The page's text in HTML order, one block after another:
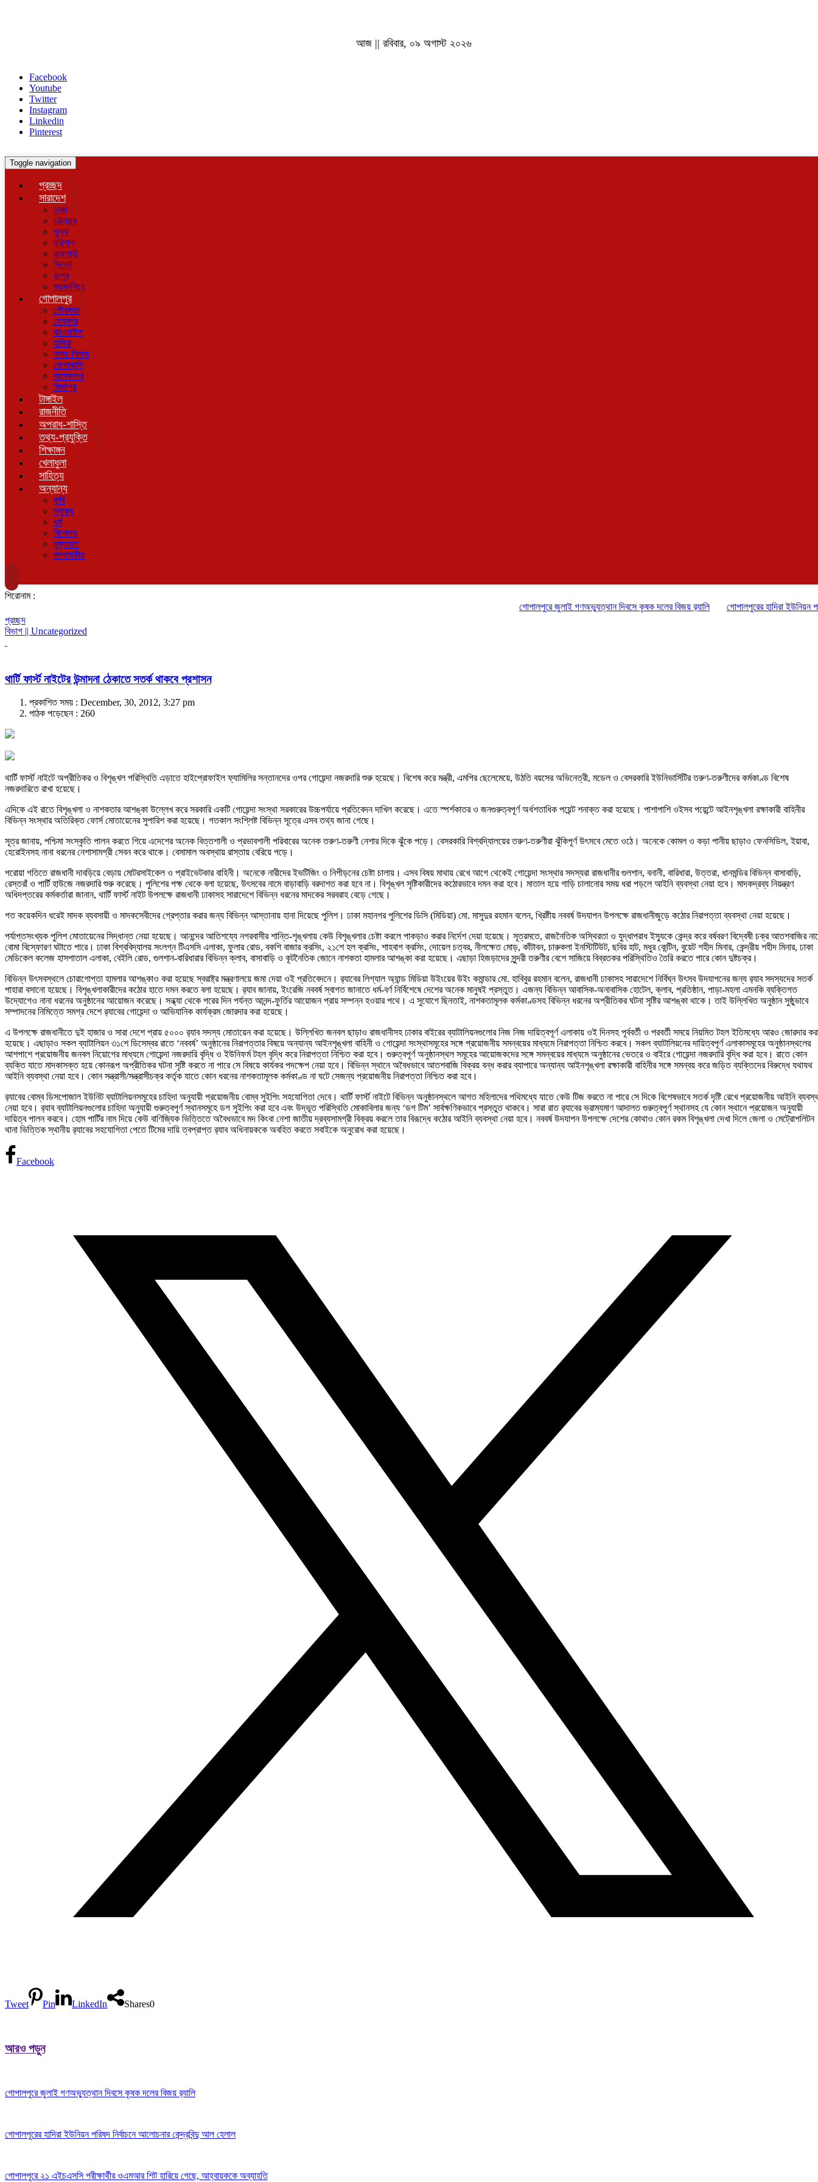
আজ || রবিবার, ০৯ অগাস্ট ২০২৬
Facebook
Youtube
Twitter
Instagram
Linkedin
Pinterest
Toggle navigation
প্রচ্ছদ
সারাদেশ
ঢাকা
চট্টগ্রাম
খুলনা
বরিশাল
রাজশাহী
সিলেট
রংপুর
ময়মনসিংহ
গোপালপুর
পৌরসভা
হেমনগর
ঝাওয়াইল
হাদিরা
নগদা শিমলা
ধোপাকান্দি
আলমনগর
মির্জাপুর
টাঙ্গাইল
রাজনীতি
অপরাধ-শাস্তি
তথ্য-প্রযুক্তি
শিক্ষাঙ্গন
খেলাধুলা
সাহিত্য
অন্যান্য
কৃষি
স্বাস্থ্য
ধর্ম
বিনোদন
মুক্তমত
সম্পাদকীয়
শিরোনাম :
গোপালপুরে জুলাই গণঅভ্যুত্থান দিবসে কৃষক দলের বিজয় র‍্যালি
গোপালপুরের হাদিরা ইউনিয়ন পরিষদ
প্রচ্ছদ
বিভাগ || Uncategorized
থার্টি ফার্স্ট নাইটের উন্মাদনা ঠেকাতে সতর্ক থাকবে প্রশাসন
প্রকাশিত সময় : December, 30, 2012, 3:27 pm
পাঠক পড়েছেন : 260
থার্টি ফার্স্ট নাইটে অপ্রীতিকর ও বিশৃঙ্খল পরিস্থিতি এড়াতে হাইপ্রোফাইল ফ্যামিলির সন্তানদের ওপর গোয়েন্দা নজরদারি শুরু হয়েছে। বিশেষ করে মন্ত্রী, এমপির ছেলেমেয়ে, উঠতি বয়সের অভিনেত্রী, মডেল ও বেসরকারি ইউনিভার্সিটির তরুণ-তরুণীদের কর্মকাণ্ড বিশেষ
নজরদারিতে রাখা হয়েছে।
এদিকে এই রাতে বিশৃঙ্খলা ও নাশকতার আশঙ্কা উল্লেখ করে সরকারি একটি গোয়েন্দা সংস্থা সরকারের উচ্চপর্যায়ে প্রতিবেদন দাখিল করেছে। এতে স্পর্শকাতর ও জনগুরুত্বপূর্ণ অর্ধশতাধিক পয়েন্ট শনাক্ত করা হয়েছে। পাশাপাশি ওইসব পয়েন্টে আইনশৃঙ্খলা রক্ষাকারী বাহিনীর
বিভিন্ন সংস্থার অতিরিক্ত ফোর্স মোতায়েনের সুপারিশ করা হয়েছে। গতকাল সংশ্লিষ্ট বিভিন্ন সূত্রে এসব তথ্য জানা গেছে।
সূত্র জানায়, পশ্চিমা সংস্কৃতি পালন করতে গিয়ে এদেশের অনেক বিত্তশালী ও প্রভাবশালী পরিবারের অনেক তরুণ-তরুণী নেশার দিকে ঝুঁকে পড়ে। বেসরকারি বিশ্বদ্যিালয়ের তরুণ-তরুণীরা ঝুঁকিপূর্ণ উৎসবে মেতে ওঠে। অনেকে কোমল ও কড়া পানীয় ছাড়াও ফেনসিডিল, ইয়াবা,
হেরোইনসহ নানা ধরনের নেশাসামগ্রী সেবন করে থাকে। বেসামাল অবস্থায় রাস্তায় বেরিয়ে পড়ে।
পরোয়া গতিতে রাজধানী দাবড়িয়ে বেড়ায় মোটরসাইকেল ও প্রাইভেটকার বাহিনী। অনেকে নারীদের ইভটিজিং ও নিপীড়নের চেষ্টা চালায়। এসব বিষয় মাথায় রেখে আগে থেকেই গোয়েন্দা সংস্থার সদস্যরা রাজধানীর গুলশান, বনানী, বারিধারা, উত্তরা, ধানমন্ডির বিভিন্ন বাসাবাড়ি,
রেস্তরাঁ ও পার্টি হাউজে নজরদারি শুরু করেছে। পুলিশের পক্ষ থেকে বলা হয়েছে, উৎসবের নামে বাড়াবাড়ি বরদাশত করা হবে না। বিশৃঙ্খল সৃষ্টিকারীদের কঠোরভাবে দমন করা হবে। মাতাল হয়ে গাড়ি চালানোর সময় ধরা পড়লে আইনি ব্যবস্থা নেয়া হবে। মাদকদ্রব্য নিয়ন্ত্রণ
অধিদপ্তরের কর্মকর্তারা জানান, থার্টি ফার্স্ট নাইট উপলক্ষে রাজধানী ঢাকাসহ সারাদেশে বিভিন্ন ধরনের মাদকের সরবরাহ বেড়ে গেছে।
গত কয়েকদিন ধরেই মাদক ব্যবসায়ী ও মাদকসেবীদের গ্রেপ্তার করার জন্য বিভিন্ন আস্তানায় হানা দিয়েছে পুলিশ। ঢাকা মহানগর পুলিশের ডিসি (মিডিয়া) মো. মাসুদুর রহমান বলেন, খ্রিষ্টীয় নববর্ষ উদযাপন উপলক্ষে রাজধানীজুড়ে কঠোর নিরাপত্তা ব্যবস্থা নেয়া হয়েছে।
পর্যাপ্তসংখ্যক পুলিশ মোতায়েনের সিদ্ধান্ত নেয়া হয়েছে। আনন্দের আতিশয্যে নগরবাসীর শান্তি-শৃঙ্খলায় কেউ বিশৃঙ্খলার চেষ্টা করলে পাকড়াও করার নির্দেশ দেয়া হয়েছে। সূত্রমতে, রাজনৈতিক অস্থিরতা ও যুদ্ধাপরাধ ইস্যুকে কেন্দ্র করে বর্ষবরণ বিদ্বেষী চক্র আতশবাজির
বোমা বিস্ফোরণ ঘটাতে পারে। ঢাকা বিশ্ববিদ্যালয় সংলগ্ন টিএসসি এলাকা, ফুলার রোড, বকশি বাজার ক্রসিং, ২১শে হল ক্রসিং, শাহবাগ ক্রসিং, দোয়েল চত্বর, নীলক্ষেত মোড়, কাঁটাবন, চারুকলা ইনস্টিটিউট, ছবির হাট, মধুর কেন্টিন, বুয়েট শহীদ মিনার, কেন্দ্রীয় শহীদ মিনার, ঢাকা
মেডিকেল কলেজ হাসপাতাল এলাকা, বেইলি রোড, গুলশান-বারিধারার বিভিন্ন ক্লাব, বাসাবাড়ি ও কূটনৈতিক জোনে নাশকতা হামলার আশঙ্কা করা হয়েছে। এছাড়া হিজড়াদের সুন্দরী তরুণীর বেশে সাজিয়ে বিব্রতকর পরিস্থিতিও তৈরি করতে পারে কোন দুষ্টচক্র।
বিভিন্ন উৎসবস্থলে চোরাগোপ্তা হামলার আশঙ্কাও করা হয়েছে স্বরাষ্ট্র মন্ত্রণালয়ে জমা দেয়া ওই প্রতিবেদনে। র‌্যাবের লিগ্যাল অ্যান্ড মিডিয়া উইংয়ের উইং কমান্ডার মো. হাবিবুর রহমান বলেন, রাজধানী ঢাকাসহ সারাদেশে নির্বিঘ্ন উৎসব উদযাপনের জন্য র‌্যাব সদস্যদের সতর্ক
পাহারা বসানো হয়েছে। বিশৃঙ্খলাকারীদের কঠোর হাতে দমন করতে বলা হয়েছে। র‌্যাব জানায়, ইংরেজি নববর্ষ স্বাগত জানাতে ধর্ম-বর্ণ নির্বিশেষে দেশের অনেক মানুষই প্রস্তুত। এজন্য বিভিন্ন আবাসিক-অনাবাসিক হোটেল, ক্লাব, প্রতিষ্ঠান, পাড়া-মহলা এমনকি ব্যক্তিগত
উদ্যোগেও নানা ধরনের অনুষ্ঠানের আয়োজন করেছে। সন্ধ্যা থেকে পরের দিন পর্যন্ত আনন্দ-ফুর্তির আয়োজন প্রায় সম্পন্ন হওয়ার পথে। এ সুযোগে ছিনতাই, নাশকতামূলক কর্মকাণ্ডসহ বিভিন্ন ধরনের অপ্রীতিকর ঘটনা সৃষ্টির আশঙ্কা থাকে। তাই উল্লিখিত অনুষ্ঠান সুষ্ঠুভাবে
সম্পাদনের নিমিত্তে সমগ্র দেশে র‌্যাবের গোয়েন্দা ও আভিযানিক কার্যক্রম জোরদার করা হয়েছে।
এ উপলক্ষে রাজধানীতে দুই হাজার ও সারা দেশে প্রায় ৫০০০ র‌্যাব সদস্য মোতায়েন করা হয়েছে। উল্লিখিত জনবল ছাড়াও রাজধানীসহ ঢাকার বাইরের ব্যাটালিয়নগুলোর নিজ নিজ দায়িত্বপূর্ণ এলাকায় ওই দিনসহ পূর্ববর্তী ও পরবর্তী সময়ে নিয়মিত টহল ইতিমধ্যে আরও জোরদার
হয়েছে। এছাড়াও সকল ব্যাটালিয়ন ৩১শে ডিসেম্বর রাতে ‘নববর্ষ’ অনুষ্ঠানের নিরাপত্তার বিষয়ে অন্যান্য আইনশৃঙ্খলা বাহিনী ও গোয়েন্দা সংস্থাসমূহের সঙ্গে প্রয়োজনীয় সমন্বয়ের মাধ্যমে নিরাপত্তা নিশ্চিত করবে। সকল ব্যাটালিয়নের দায়িত্বপূর্ণ এলাকাসমূহের অনুষ্ঠানস্থলের
আশপাশে প্রয়োজনীয় জনবল নিয়োগের মাধ্যমে গোয়েন্দা নজরদারি বৃদ্ধি ও ইউনিফর্ম টহল বৃদ্ধি করে নিরাপত্তা নিশ্চিত করা হবে। গুরুত্বপূর্ণ অনুষ্ঠানস্থল সমূহের আয়োজকদের সঙ্গে সমন্বয়ের মাধ্যমে অনুষ্ঠানের ভেতরে ও বাইরে গোয়েন্দা নজরদারি বৃদ্ধি করা হবে। রাতে কোন
ব্যক্তি যাতে মাদকাসক্ত হয়ে কোনরূপ অপ্রীতিকর ঘটনা সৃষ্টি করতে না পারে সে বিষয়ে কার্যকর পদক্ষেপ নেয়া হবে। বিভিন্ন স্থানে অবৈধভাবে আতশবাজি বিক্রয় বন্ধ করার ব্যাপারে অন্যান্য আইনশৃঙ্খলা রক্ষাকারী বাহিনীর সঙ্গে সমন্বয় করে জড়িত ব্যক্তিদের বিরুদ্ধে যথাযথ
আইনি ব্যবস্থা নেয়া হবে। কোন সন্ত্রাসী/সন্ত্রাসীচক্র কর্তৃক যাতে কোন ধরনের নাশকতামূলক কর্মকাণ্ড না ঘটে সেজন্য প্রয়োজনীয় নিরাপত্তা নিশ্চিত করা হবে।
র‌্যাবের বোম্ব ডিসপোজাল ইউনিট ব্যাটালিয়নসমূহের চাহিদা অনুযায়ী প্রয়োজনীয় বোম্ব সুইপিং সহযোগিতা দেবে। থার্টি ফার্স্ট নাইটে বিভিন্ন অনুষ্ঠানস্থলে আগত মহিলাদের পথিমধ্যে যাতে কেউ টিজ করতে না পারে সে দিকে বিশেষভাবে সতর্ক দৃষ্টি রেখে প্রয়োজনীয় আইনি
নেয়া হবে। র‌্যাব ব্যাটালিয়নগুলোর চাহিদা অনুযায়ী গুরুত্বপূর্ণ স্থানসমূহে ডগ সুইপিং করা হবে এবং উদ্ভূত পরিস্থিতি মোকাবিলার জন্য ‘ডগ টিম’ সার্বক্ষণিকভাবে প্রস্তুত থাকবে। সারা রাত র‌্যাবের ভ্রাম্যমাণ আদালত গুরুত্বপূর্ণ স্থানসহ যে কোন স্থানে প্রয়োজন অনুযায়ী
দায়িত্ব পালন করবে। হোম পার্টির নাম দিয়ে কেউ বাণিজ্যিক ভিত্তিতে অবৈধভাবে মদ কিংবা নেশা জাতীয় দ্রব্যসামগ্রী বিক্রয় করলে তার বিরূদ্ধে কঠোর আইনি ব্যবস্থা নেয়া হবে। নববর্ষ উদযাপন উপলক্ষে দেশের কোথাও কোন রকম বিশৃঙ্খলা দেখা দিলে জেলা ও মেট্রোপলিটন
থানা ভিত্তিক স্থানীয় র‌্যাবের সহযোগিতা পেতে টিমের দায়ি ত্বপ্রাপ্ত র‌্যাব অধিনায়ককে অবহিত করতে সবাইকে অনুরোধ করা হয়েছে।
Facebook
Tweet Pin LinkedIn Shares0
আরও পড়ুন
গোপালপুরে জুলাই গণঅভ্যুত্থান দিবসে কৃষক দলের বিজয় র‍্যালি
গোপালপুরের হাদিরা ইউনিয়ন পরিষদ নির্বাচনে আলোচনার কেন্দ্রবিন্দু আল হেলাল
গোপালপুরে ২১ এইচএসসি পরীক্ষার্থীর ওএমআর শিট হারিয়ে গেছে, আহ্বায়ককে অব্যাহতি